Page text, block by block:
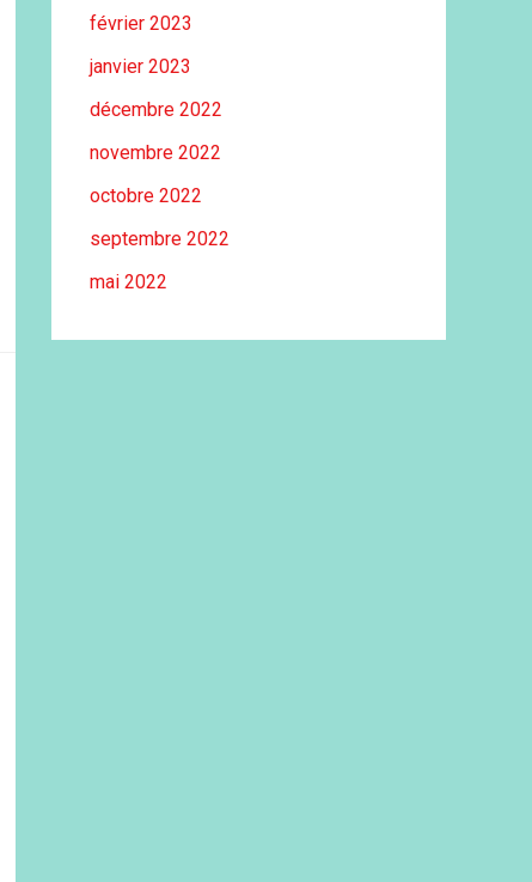
février 2023
janvier 2023
décembre 2022
novembre 2022
octobre 2022
septembre 2022
mai 2022